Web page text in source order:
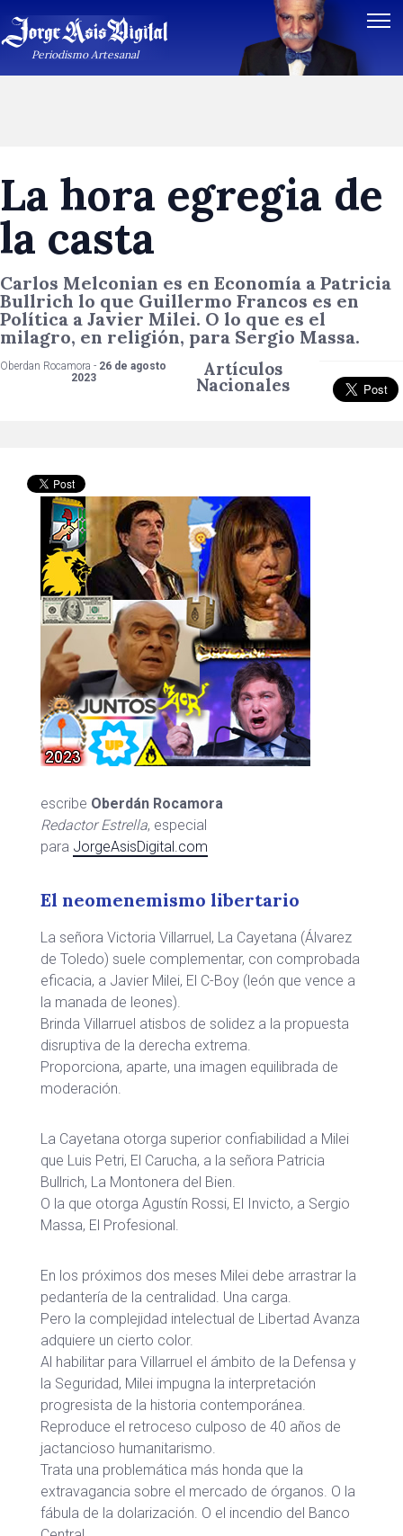
Periodismo Artesanal
La hora egregia de
la casta
Carlos Melconian es en Economía a Patricia
Bullrich lo que Guillermo Francos es en
Política a Javier Milei. O lo que es el
milagro, en religión, para Sergio Massa.
Oberdan Rocamora - 26 de agosto
2023
Artículos
Nacionales
escribe Oberdán Rocamora
Redactor Estrella, especial
para JorgeAsisDigital.com
El neomenemismo libertario
La señora Victoria Villarruel, La Cayetana (Álvarez
de Toledo) suele complementar, con comprobada
eficacia, a Javier Milei, El C-Boy (león que vence a
la manada de leones).
Brinda Villarruel atisbos de solidez a la propuesta
disruptiva de la derecha extrema.
Proporciona, aparte, una imagen equilibrada de
moderación.
La Cayetana otorga superior confiabilidad a Milei
que Luis Petri, El Carucha, a la señora Patricia
Bullrich, La Montonera del Bien.
O la que otorga Agustín Rossi, El Invicto, a Sergio
Massa, El Profesional.
En los próximos dos meses Milei debe arrastrar la
pedantería de la centralidad. Una carga.
Pero la complejidad intelectual de Libertad Avanza
adquiere un cierto color.
Al habilitar para Villarruel el ámbito de la Defensa y
la Seguridad, Milei impugna la interpretación
progresista de la historia contemporánea.
Reproduce el retroceso culposo de 40 años de
jactancioso humanitarismo.
Trata una problemática más honda que la
extravagancia sobre el mercado de órganos. O la
fábula de la dolarización. O el incendio del Banco